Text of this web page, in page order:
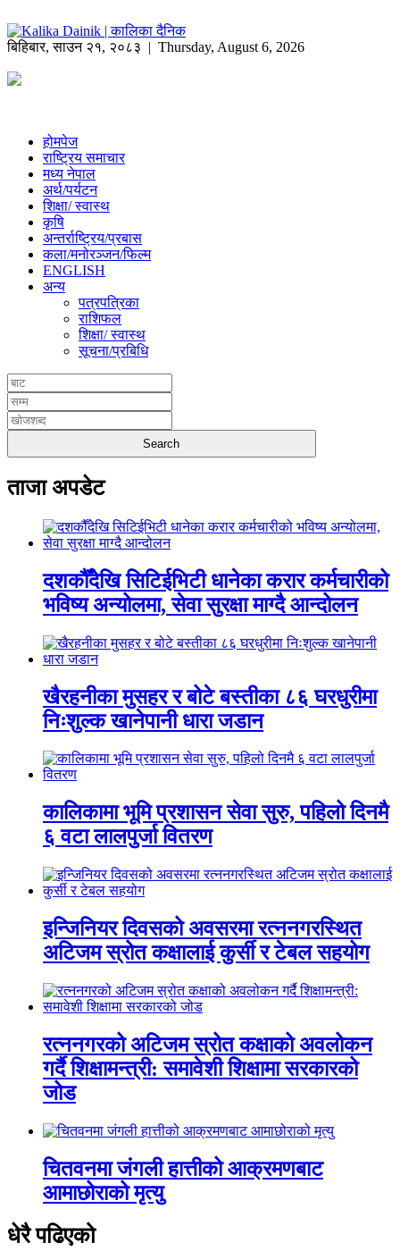
बिहिबार,साउन २१, २०८३ | Thursday, August 6, 2026
होमपेज
राष्ट्रिय समाचार
मध्य नेपाल
अर्थ/पर्यटन
शिक्षा/ स्वास्थ
कृषि
अन्तर्राष्ट्रिय/प्रबास
कला/मनोरञ्जन/फिल्म
ENGLISH
अन्य
पत्रपत्रिका
राशिफल
शिक्षा/ स्वास्थ
सूचना/प्रबिधि
ताजा अपडेट
दशकौँदेखि सिटिईभिटी धानेका करार कर्मचारीको
भविष्य अन्योलमा, सेवा सुरक्षा माग्दै आन्दोलन
खैरहनीका मुसहर र बोटे बस्तीका ८६ घरधुरीमा
निःशुल्क खानेपानी धारा जडान
कालिकामा भूमि प्रशासन सेवा सुरु, पहिलो दिनमै
६ वटा लालपुर्जा वितरण
इन्जिनियर दिवसको अवसरमा रत्ननगरस्थित
अटिजम स्रोत कक्षालाई कुर्सी र टेबल सहयोग
रत्ननगरको अटिजम स्रोत कक्षाको अवलोकन
गर्दै शिक्षामन्त्री: समावेशी शिक्षामा सरकारको
जोड
चितवनमा जंगली हात्तीको आक्रमणबाट
आमाछोराको मृत्यु
धेरै पढिएको